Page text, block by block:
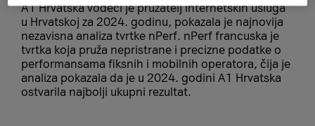
A1 Hrvatska vodeći je pružatelj internetskih usluga
u Hrvatskoj za 2024. godinu, pokazala je najnovija
nezavisna analiza tvrtke nPerf. nPerf francuska je
tvrtka koja pruža nepristrane i precizne podatke o
performansama fiksnih i mobilnih operatora, čija je
analiza pokazala da je u 2024. godini A1 Hrvatska
ostvarila najbolji ukupni rezultat.